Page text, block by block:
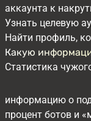
аккаунта к
Узнать целевую
Найти профиль,
Какую
Статистика
информацию о
процент ботов и